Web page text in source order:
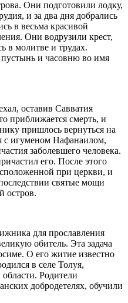
Они подготовили лодку,
и за два дня добрались
в весьма красивой
Они водрузили крест,
в молитве и трудах.
пустынь и часовню во имя
оставив Савватия
приближается смерть, и
пришлось вернуться на
с игуменом Нафанаилом,
заболевшего человека.
его. После этого
при церкви, и
святые мощи
остров.
для прославления
обитель. Эта задача
. О его житие известно
в селе Толуя,
Родители
добродетелях, обучили